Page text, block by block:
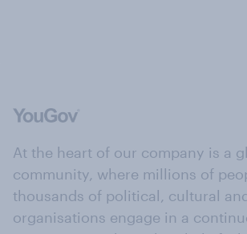
At the heart of our company is a
community, where millions of
thousands of political, cultural
organisations engage in a